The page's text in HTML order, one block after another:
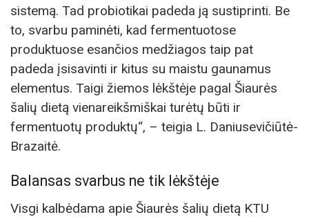
sistemą. Tad probiotikai padeda ją sustiprinti. Be
to, svarbu paminėti, kad fermentuotose
produktuose esančios medžiagos taip pat
padeda įsisavinti ir kitus su maistu gaunamus
elementus. Taigi žiemos lėkštėje pagal Šiaurės
šalių dietą vienareikšmiškai turėtų būti ir
fermentuotų produktų“, – teigia L. Daniusevičiūtė-
Brazaitė.
Balansas svarbus ne tik lėkštėje
Visgi kalbėdama apie Šiaurės šalių dietą KTU